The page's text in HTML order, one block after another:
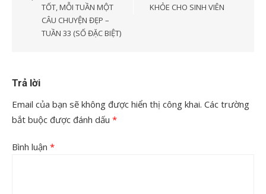
viết
TỐT, MỖI TUẦN MỘT
CÂU CHUYỆN ĐẸP –
TUẦN 33 (SỐ ĐẶC BIỆT)
KHỎE CHO SINH VIÊN
Trả lời
Email của bạn sẽ không được hiển thị công khai. Các trường
bắt buộc được đánh dấu *
Bình luận *